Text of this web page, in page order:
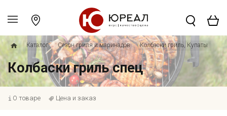
Каталог Сезон гриля и маринадов Колбаски гриль, Купаты
Колбаски гриль спец
О товаре Цена и заказ